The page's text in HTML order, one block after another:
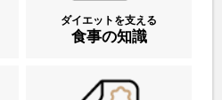
ダイエットを支える
食事の知識